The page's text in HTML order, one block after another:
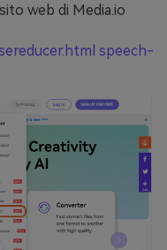
web di Media.io
speech-